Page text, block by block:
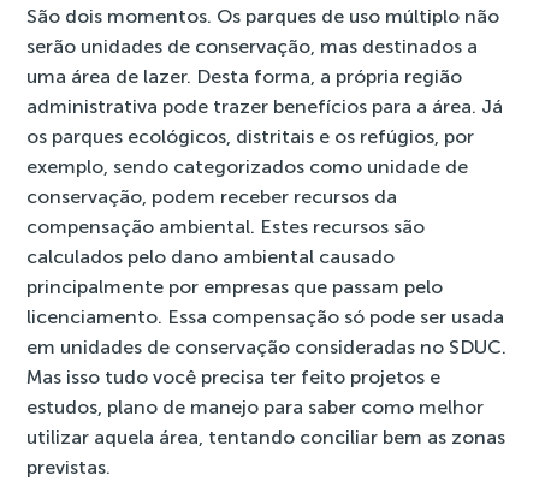
São dois momentos. Os parques de uso múltiplo não
serão unidades de conservação, mas destinados a
uma área de lazer. Desta forma, a própria região
administrativa pode trazer benefícios para a área. Já
os parques ecológicos, distritais e os refúgios, por
exemplo, sendo categorizados como unidade de
conservação, podem receber recursos da
compensação ambiental. Estes recursos são
calculados pelo dano ambiental causado
principalmente por empresas que passam pelo
licenciamento. Essa compensação só pode ser usada
em unidades de conservação consideradas no SDUC.
Mas isso tudo você precisa ter feito projetos e
estudos, plano de manejo para saber como melhor
utilizar aquela área, tentando conciliar bem as zonas
previstas.